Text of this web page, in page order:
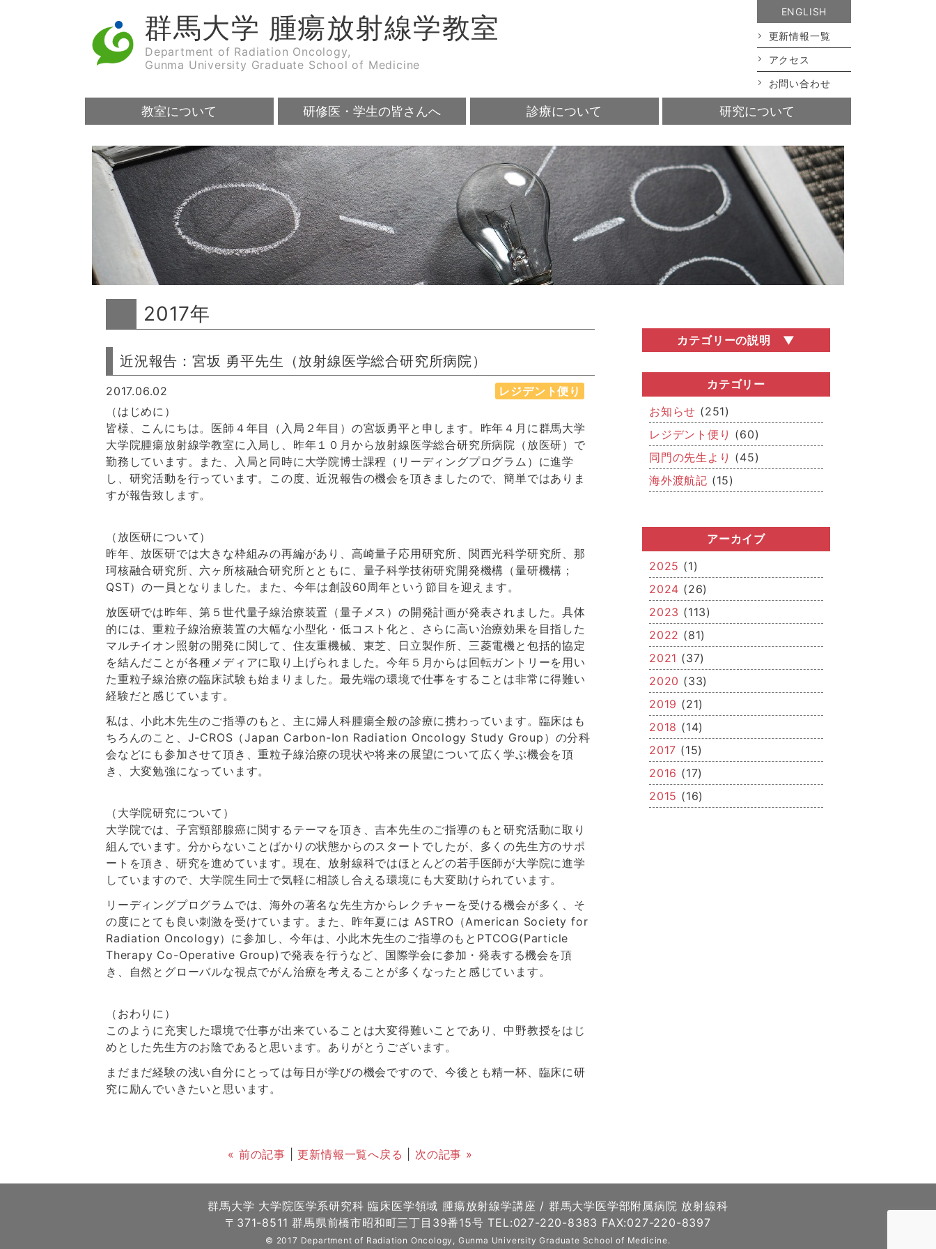
群馬大学 腫瘍放射線学教室
Department of Radiation Oncology,
Gunma University Graduate School of Medicine
ENGLISH
更新情報一覧
アクセス
お問い合わせ
教室について 研修医・学生の皆さんへ 診療について 研究について
2017年
近況報告：宮坂 勇平先生（放射線医学総合研究所病院）
2017.06.02
レジデント便り
（はじめに）
皆様、こんにちは。医師４年目（入局２年目）の宮坂勇平と申します。昨年４月に群馬大学
大学院腫瘍放射線学教室に入局し、昨年１０月から放射線医学総合研究所病院（放医研）で
勤務しています。また、入局と同時に大学院博士課程（リーディングプログラム）に進学
し、研究活動を行っています。この度、近況報告の機会を頂きましたので、簡単ではありま
すが報告致します。
（放医研について）
昨年、放医研では大きな枠組みの再編があり、高崎量子応用研究所、関西光科学研究所、那
珂核融合研究所、六ヶ所核融合研究所とともに、量子科学技術研究開発機構（量研機構；
QST）の一員となりました。また、今年は創設60周年という節目を迎えます。
放医研では昨年、第５世代量子線治療装置（量子メス）の開発計画が発表されました。具体
的には、重粒子線治療装置の大幅な小型化・低コスト化と、さらに高い治療効果を目指した
マルチイオン照射の開発に関して、住友重機械、東芝、日立製作所、三菱電機と包括的協定
を結んだことが各種メディアに取り上げられました。今年５月からは回転ガントリーを用い
た重粒子線治療の臨床試験も始まりました。最先端の環境で仕事をすることは非常に得難い
経験だと感じています。
私は、小此木先生のご指導のもと、主に婦人科腫瘍全般の診療に携わっています。臨床はも
ちろんのこと、J-CROS（Japan Carbon-Ion Radiation Oncology Study Group）の分科
会などにも参加させて頂き、重粒子線治療の現状や将来の展望について広く学ぶ機会を頂
き、大変勉強になっています。
（大学院研究について）
大学院では、子宮頸部腺癌に関するテーマを頂き、吉本先生のご指導のもと研究活動に取り
組んでいます。分からないことばかりの状態からのスタートでしたが、多くの先生方のサポ
ートを頂き、研究を進めています。現在、放射線科ではほとんどの若手医師が大学院に進学
していますので、大学院生同士で気軽に相談し合える環境にも大変助けられています。
リーディングプログラムでは、海外の著名な先生方からレクチャーを受ける機会が多く、そ
の度にとても良い刺激を受けています。また、昨年夏には ASTRO（American Society for
Radiation Oncology）に参加し、今年は、小此木先生のご指導のもとPTCOG(Particle
Therapy Co-Operative Group)で発表を行うなど、国際学会に参加・発表する機会を頂
き、自然とグローバルな視点でがん治療を考えることが多くなったと感じています。
（おわりに）
このように充実した環境で仕事が出来ていることは大変得難いことであり、中野教授をはじ
めとした先生方のお陰であると思います。ありがとうございます。
まだまだ経験の浅い自分にとっては毎日が学びの機会ですので、今後とも精一杯、臨床に研
究に励んでいきたいと思います。
« 前の記事 |更新情報一覧へ戻る 次の記事 »
カテゴリーの説明
医局説明会・勧誘会などの医局行事の情
報や、関連学会の開催情報など、いろい
ろなお知らせを掲載しています。
レジデント便り
どこまでが「若手」なのかはさだかでは
ありませんが、若手医師（レジデント）
からの近況報告です。
の先生方からのメッセージです。
海外留学報告や国際学会への参加・発
表、IAEAを始めとした国際的な活動な
ど、「世界的」な空気をお届けします。
カテゴリー
お知らせ (251)
レジデント便り (60)
同門の先生より (45)
海外渡航記 (15)
アーカイブ
2025 (1)
2024 (26)
2023 (113)
2022 (81)
2021 (37)
2020 (33)
2019 (21)
2018 (14)
2017 (15)
2016 (17)
2015 (16)
群馬大学 大学院医学系研究科 臨床医学領域 腫瘍放射線学講座 / 群馬大学医学部附属病院 放射線科
〒371-8511 群馬県前橋市昭和町三丁目39番15号 TEL:027-220-8383 FAX:027-220-8397
© 2017 Department of Radiation Oncology, Gunma University Graduate School of Medicine.